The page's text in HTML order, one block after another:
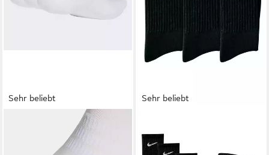
Sehr beliebt
ADIDAS PERFORMANCE
Funktionssocken
DÄMPFENDE ESSENTIALS
Sehr beliebt
Sportsocken (3-Paar) mit
Frottee